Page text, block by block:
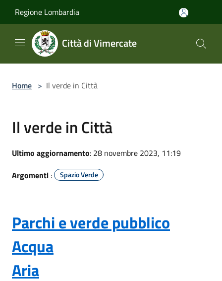
Regione Lombardia
Città di Vimercate
Home > Il verde in Città
Il verde in Città
Ultimo aggiornamento: 28 novembre 2023, 11:19
Argomenti : Spazio Verde
Parchi e verde pubblico
Acqua
Aria